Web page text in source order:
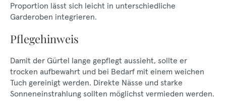
Proportion lässt sich leicht in unterschiedliche
Garderoben integrieren.
Pflegehinweis
Damit der Gürtel lange gepflegt aussieht, sollte er
trocken aufbewahrt und bei Bedarf mit einem weichen
Tuch gereinigt werden. Direkte Nässe und starke
Sonneneinstrahlung sollten möglichst vermieden werden.